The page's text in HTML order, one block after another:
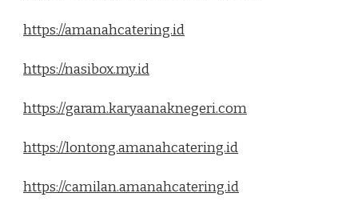
https://amanahcatering.id
https://nasibox.my.id
https://garam.karyaanaknegeri.com
https://lontong.amanahcatering.id
https://camilan.amanahcatering.id